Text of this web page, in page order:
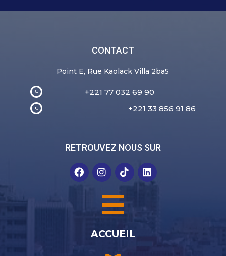
CONTACT
Point E, Rue Kaolack Villa 2ba5
+221 77 032 69 90
+221 33 856 91 86
RETROUVEZ NOUS SUR
ACCUEIL